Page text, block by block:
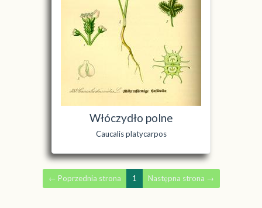
Włóczydło polne
Caucalis platycarpos
← Poprzednia strona 1 Następna strona →